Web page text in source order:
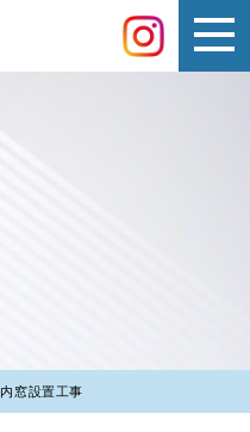
内窓設置工事